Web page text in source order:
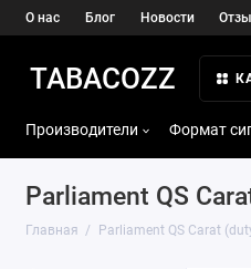
О нас Блог Новости
TABACOZZ
Производители Формат
Parliament QS
Главная Parliament QS Carat